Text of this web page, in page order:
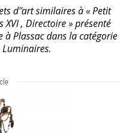
d''art similaires à « Petit
XVI , Directoire » présenté
Plassac dans la catégorie
Luminaires.